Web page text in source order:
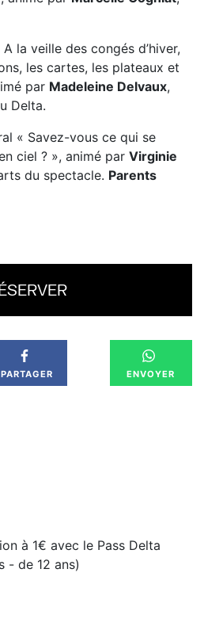
la veille des congés d’hiver,
les cartes, les plateaux et
par Madeleine Delvaux,
Delta.
« Savez-vous ce qui se
ciel ? », animé parVirginie
du spectacle. Parents
PARTAGER ENVOYER
à 1€ avec le Pass Delta
- de 12 ans)